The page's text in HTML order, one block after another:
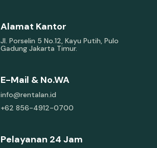
Alamat Kantor
Jl. Porselin 5 No.12, Kayu Putih, Pulo
Gadung Jakarta Timur.
E-Mail & No.WA
info@rentalan.id
+62 856-4912-0700
Pelayanan 24 Jam